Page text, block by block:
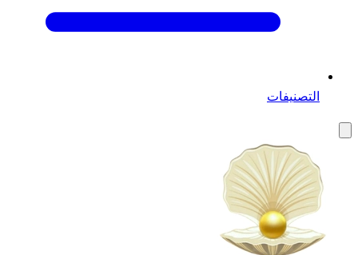
التصنيفات